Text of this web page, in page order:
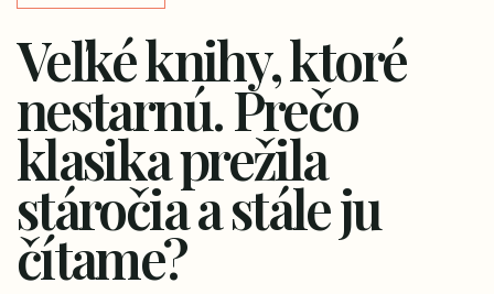
Veľké knihy, ktoré
nestarnú. Prečo
klasika prežila
stáročia a stále ju
čítame?